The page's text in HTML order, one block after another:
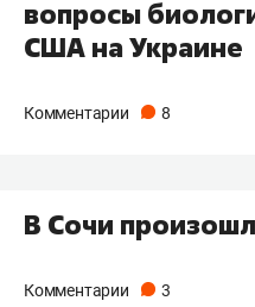
вопросы
США на Украине
Комментарии 8
В Сочи
Комментарии 3